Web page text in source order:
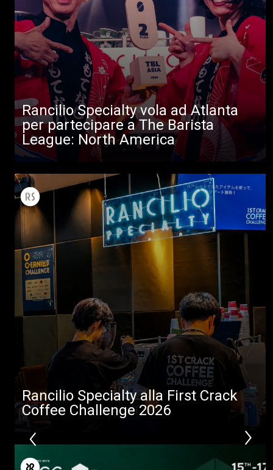
Rancilio Specialty vola ad Atlanta
per partecipare a The Barista
League: North America
Rancilio Specialty alla First Crack
Coffee Challenge 2026
Tutti
News
Download
Altro